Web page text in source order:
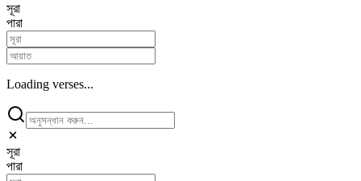
সূরা
পারা
Loading verses...
সূরা
পারা